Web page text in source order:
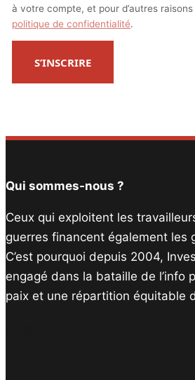
à votre compte, et pour d’autres
politique de confidentialité.
S’INSCRIRE
Qui sommes-nous ?
Ceux qui exploitent les
guerres financent également les
C’est pourquoi depuis 2004,
engagé dans la bataille de l’info
paix et une répartition équitable